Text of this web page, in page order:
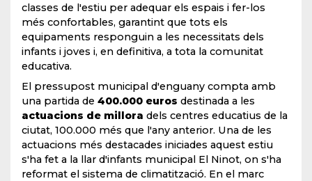
classes de l'estiu per adequar els espais i fer-los
més confortables, garantint que tots els
equipaments responguin a les necessitats dels
infants i joves i, en definitiva, a tota la comunitat
educativa.
El pressupost municipal d'enguany compta amb
una partida de 400.000 euros destinada a les
actuacions de millora dels centres educatius de la
ciutat, 100.000 més que l'any anterior. Una de les
actuacions més destacades iniciades aquest estiu
s'ha fet a la llar d'infants municipal El Ninot, on s'ha
reformat el sistema de climatització. En el marc